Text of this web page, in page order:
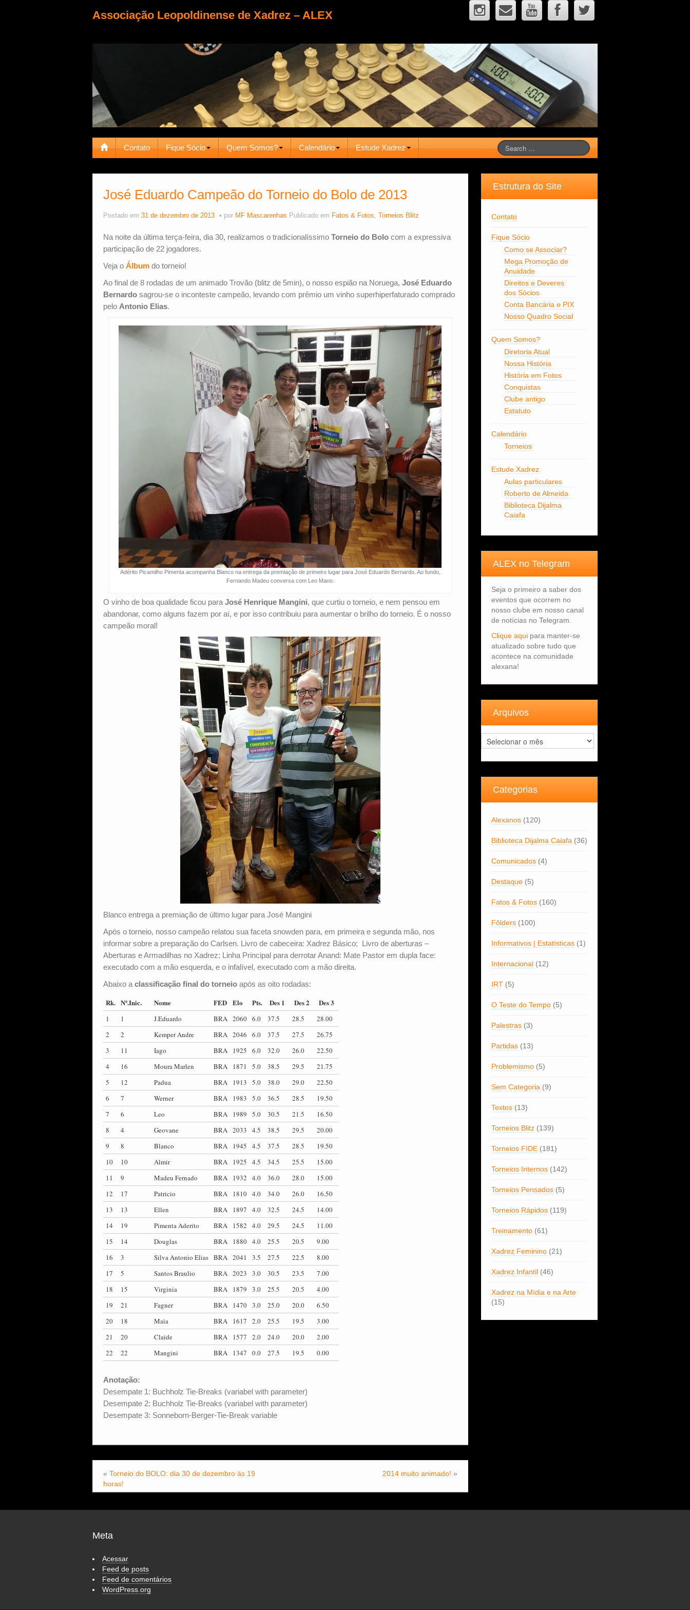
Associação Leopoldinense de Xadrez – ALEX
Contato Fique Sócio Quem Somos? Calendário Estude Xadrez
José Eduardo Campeão do Torneio do Bolo de 2013
Postado em 31 de dezembro de 2013 por MF Mascarenhas Publicado em Fatos & Fotos, Torneios Blitz
Na noite da última terça-feira, dia 30, realizamos o tradicionalíssimo Torneio do Bolo com a expressiva
participação de 22 jogadores.
Veja o Álbum do torneio!
Ao final de 8 rodadas de um animado Trovão (blitz de 5min), o nosso espião na Noruega, José Eduardo
Bernardo sagrou-se o inconteste campeão, levando com prêmio um vinho superhiperfaturado comprado
pelo Antonio Elias.
Adérito Picamilho Pimenta acompanha Blanco na entrega da premiação de primeiro lugar para José Eduardo Bernardo. Ao fundo,
Fernando Madeu conversa com Leo Mano.
O vinho de boa qualidade ficou para José Henrique Mangini, que curtiu o torneio, e nem pensou em
abandonar, como alguns fazem por aí, e por isso contribuiu para aumentar o brilho do torneio. É o nosso
campeão moral!
Blanco entrega a premiação de último lugar para José Mangini
Após o torneio, nosso campeão relatou sua faceta snowden para, em primeira e segunda mão, nos
informar sobre a preparação do Carlsen. Livro de cabeceira: Xadrez Básico; Livro de aberturas –
Aberturas e Armadilhas no Xadrez; Linha Principal para derrotar Anand: Mate Pastor em dupla face:
executado com a mão esquerda, e o infalível, executado com a mão direita.
Abaixo a classificação final do torneio após as oito rodadas:
Rk. Nº.Inic. Nome FED Elo Pts. Des 1 Des 2 Des 3
1 1 J.Eduardo BRA 2060 6.0 37.5 28.5
28.00
2
2 Kemper Andre BRA 2046 6.0 37.5 27.5
26.75
3
11 Iago BRA 1925 6.0 32.0 26.0
22.50
4
16 Moura Marlen BRA 1871 5.0 38.5 29.5
21.75
5
12 Padua BRA 1913 5.0 38.0 29.0
22.50
6
7 Werner BRA 1983 5.0 36.5 28.5
19.50
7
6 Leo BRA 1989 5.0 30.5 21.5
16.50
8
4 Geovane BRA 2033 4.5 38.5 29.5
20.00
9
8 Blanco BRA 1945 4.5 37.5 28.5
19.50
10
10 Almir BRA 1925 4.5 34.5 25.5
15.00
11
9 Madeu Fernado BRA 1932 4.0 36.0 28.0
15.00
12
17 Patricio BRA 1810 4.0 34.0 26.0
16.50
13
13 Ellen BRA 1897 4.0 32.5 24.5
14.00
14
19 Pimenta Aderito BRA 1582 4.0 29.5 24.5
11.00
15
14 Douglas BRA 1880 4.0 25.5 20.5
9.00
16
3 Silva Antonio Elias BRA 2041 3.5 27.5 22.5
8.00
17
5 Santos Braulio BRA 2023 3.0 30.5 23.5
7.00
18
15 Virginia BRA 1879 3.0 25.5 20.5
4.00
19
21 Fagner BRA 1470 3.0 25.0 20.0
6.50
20
18 Maia BRA 1617 2.0 25.5 19.5
3.00
21
20 Claide BRA 1577 2.0 24.0 20.0
2.00
22
22 Mangini BRA 1347 0.0 27.5 19.5 0.00
Anotação:
Desempate 1: Buchholz Tie-Breaks (variabel with parameter)
Desempate 2: Buchholz Tie-Breaks (variabel with parameter)
Desempate 3: Sonneborn-Berger-Tie-Break variable
« Torneio do BOLO: dia 30 de dezembro às 19
horas!
2014 muito animado! »
Estrutura do Site
Contato
Fique Sócio
Como se Associar?
Mega Promoção de
Anuidade
Direitos e Deveres
dos Sócios
Conta Bancária e PIX
Nosso Quadro Social
Quem Somos?
Diretoria Atual
Nossa História
História em Fotos
Conquistas
Clube antigo
Estatuto
Calendário
Torneios
Estude Xadrez
Aulas particulares
Roberto de Almeida
Biblioteca Dijalma
Caiafa
ALEX no Telegram
Seja o primeiro a saber dos
eventos que ocorrem no
nosso clube em nosso canal
de notícias no Telegram.
Clique aquipara manter-se
atualizado sobre tudo que
acontece na comunidade
alexana!
Arquivos
Arquivos
Categorias
Alexanos(120)
Biblioteca Dijalma Caiafa(36)
Comunicados(4)
Destaque(5)
Fatos & Fotos(160)
Fôlders(100)
Informativos | Estatísticas(1)
Internacional(12)
IRT(5)
O Teste do Tempo(5)
Palestras(3)
Partidas(13)
Problemismo(5)
Sem Categoria(9)
Textos(13)
Torneios Blitz(139)
Torneios FIDE(181)
Torneios Internos(142)
Torneios Pensados(5)
Torneios Rápidos(119)
Treinamento(61)
Xadrez Feminino(21)
Xadrez Infantil(46)
Xadrez na Mídia e na Arte
(15)
Meta
Acessar
Feed de posts
Feed de comentários
WordPress.org